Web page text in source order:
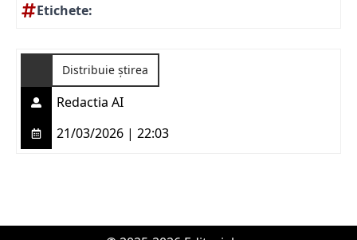
Etichete:
Distribuie știrea
Redactia AI
21/03/2026 | 22:03